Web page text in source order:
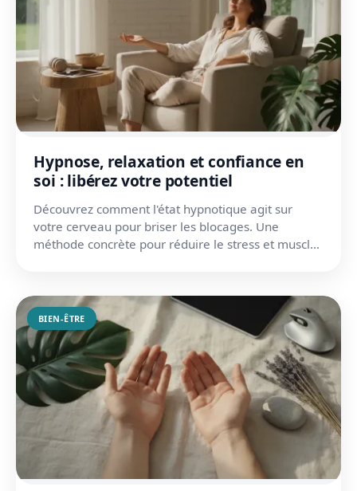
Hypnose, relaxation et confiance en
soi : libérez votre potentiel
Découvrez comment l'état hypnotique agit sur
votre cerveau pour briser les blocages. Une
méthode concrète pour réduire le stress et muscler
BIEN-ÊTRE